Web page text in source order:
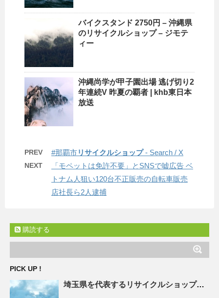
バイクスタンド 2750円 – 沖縄県
のリサイクルショップ– ジモテ
ィー
沖縄尚学が甲子園出場 逃げ切り2
年連続V 昨夏の覇者 | khb東日本
放送
PREV #那覇市リサイクルショップ- Search / X
NEXT
「モペットは免許不要」とSNSで嘘広告 ベ
トナム人狙い120台不正販売の自転車販売
店社長ら2人逮捕
購読する
PICK UP !
埼玉県を代表する リサイクルショップ「エ